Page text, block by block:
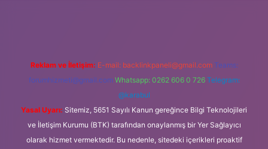
Reklam ve İletişim: E-mail: backlinkpaneli@gmail.com Teams:
forumhizmeti@gmail.com Whatsapp: 0262 606 0 726 Telegram:
@karabul
Yasal Uyarı: Sitemiz, 5651 Sayılı Kanun gereğince Bilgi Teknolojileri
ve İletişim Kurumu (BTK) tarafından onaylanmış bir Yer Sağlayıcı
olarak hizmet vermektedir. Bu nedenle, sitedeki içerikleri proaktif